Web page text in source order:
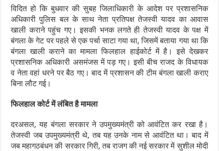
विदित हो कि बुधवार की सुबह जिलाधिकारी के आदेश पर प्रशासनिक
अधिकारी पुलिस बल के साथ नेता प्रतिपक्ष तेजस्वी यादव का आवास
खाली कराने पहुंच गए। इसकी भनक लगते ही तेजस्‍वी यादव के पक्ष में
बंगला के गेट पर पहले से एक पर्चा साटा गया था, जिसमें बताया गया था कि
बंगला खाली कराने का मामला फिलहाल हाईकोर्ट में है। इसे देखकर
प्रशासनिक अधिकारी असमंजस में पड़ गए। इसी बीच राजद के विधायक
व नेता वहां धरने पर बैठ गए। बाद में प्रशासन की टीम बंगला खाली कराए
बिना लौट गई।
फिलहाल कोर्ट में लंबित है मामला
दरअसल, यह बंगला सरकार ने उपमुख्‍यमंत्री को आवंटित कर रखा है।
तेजस्‍वी जब उपमुख्‍यमंत्री थे, तब यह उनके नाम से आवंटित था। बाद में
जब महागठबंधन की सरकार गिरी, तब राजग की नई सरकार में सुशील मोदी